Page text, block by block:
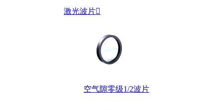
激光波片
空气隙零级1/2波片